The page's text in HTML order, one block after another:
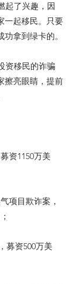
起了兴趣，因
一起移民。只要
拿到绿卡的。
资移民的诈骗
擦亮眼睛，提前
资1150万美
项目欺诈案，
募资500万美